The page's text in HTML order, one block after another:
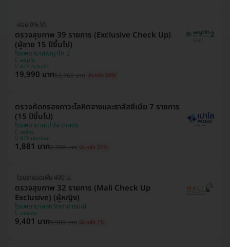
ผ่อน 0% ได้
ตรวจสุขภาพ 39 รายการ (Exclusive Check Up)
(ผู้ชาย 15 ปีขึ้นไป)
โรงพยาบาลพญาไท 2
พญาไท
BTS สนามเป้า
19,990 บาท53,760 บาท ประหยัด 60%
ตรวจคัดกรองภาวะโลหิตจางและธาลัสซีเมีย 7 รายการ
(15 ปีขึ้นไป)
โรงพยาบาลเปาโล เกษตร
จตุจักร
BTS เสนานิคม
1,881 บาท2,708 บาท ประหยัด 31%
โอนจ่ายลดเพิ่ม 400 บ.
ตรวจสุขภาพ 32 รายการ (Mali Check Up
Exclusive) (ผู้หญิง)
โรงพยาบาลสหวิทยาการมะลิ
บางบอน
9,401 บาท9,900 บาท ประหยัด 1%